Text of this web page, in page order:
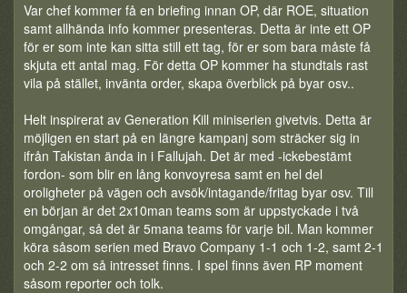
Var chef kommer få en briefing innan OP, där ROE, situation
samt allhända info kommer presenteras. Detta är inte ett OP
för er som inte kan sitta still ett tag, för er som bara måste få
skjuta ett antal mag. För detta OP kommer ha stundtals rast
vila på stället, invänta order, skapa överblick på byar osv..
Helt inspirerat av Generation Kill miniserien givetvis. Detta är
möjligen en start på en längre kampanj som sträcker sig in
ifrån Takistan ända in i Fallujah. Det är med -ickebestämt
fordon- som blir en lång konvoyresa samt en hel del
oroligheter på vägen och avsök/intagande/fritag byar osv. Till
en början är det 2x10man teams som är uppstyckade i två
omgångar, så det är 5mana teams för varje bil. Man kommer
köra såsom serien med Bravo Company 1-1 och 1-2, samt 2-1
och 2-2 om så intresset finns. I spel finns även RP moment
såsom reporter och tolk.